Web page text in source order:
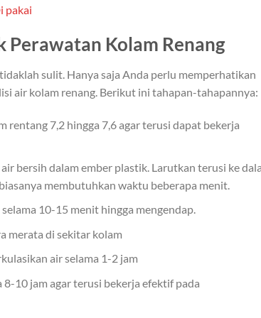
pakai
Perawatan Kolam Renang
sulit. Hanya saja Anda perlu memperhatikan
air kolam renang. Berikut ini tahapan-tahapannya:
rentang 7,2 hingga 7,6 agar terusi dapat bekerja
bersih dalam ember plastik. Larutkan terusi ke
membutuhkan waktu beberapa menit.
10-15 menit hingga mengendap.
merata di sekitar kolam
air selama 1-2 jam
8-10 jam agar terusi bekerja efektif pada